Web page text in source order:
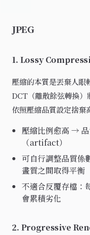
JPEG
1. Lossy
壓縮的本質是丟棄人眼
DCT（離散餘弦轉換
依照壓縮品質設定捨棄
壓縮比例愈高 → 品
（artifact）
可自行調整品質係
畫質之間取得平衡
不適合反覆存檔：
會累積劣化
2. Progressive